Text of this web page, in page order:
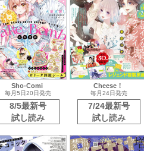
Sho-Comi
毎月5日20日発売
8/5最新号
試し読み
Cheese！
毎月24日発売
7/24最新号
試し読み